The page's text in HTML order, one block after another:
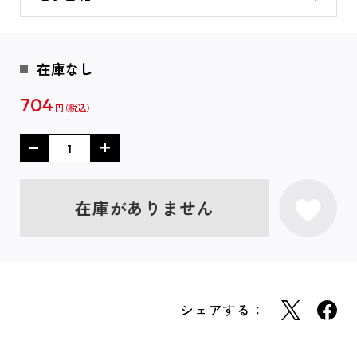
在庫なし
704 円
在庫がありません
シェアする：